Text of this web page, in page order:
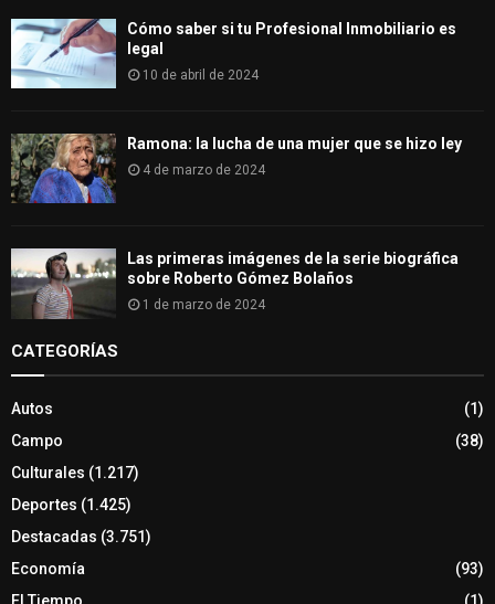
Cómo saber si tu Profesional Inmobiliario es
legal
10 de abril de 2024
Ramona: la lucha de una mujer que se hizo ley
4 de marzo de 2024
Las primeras imágenes de la serie biográfica
sobre Roberto Gómez Bolaños
1 de marzo de 2024
CATEGORÍAS
Autos
(1)
Campo
(38)
Culturales (1.217)
Deportes (1.425)
Destacadas (3.751)
Economía
(93)
El Tiempo
(1)